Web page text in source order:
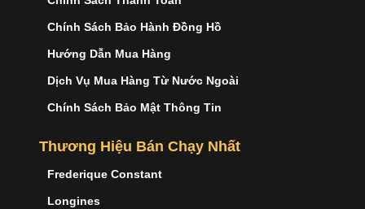
Chính Sách Bảo Hành Đồng Hồ
Hướng Dẫn Mua Hàng
Dịch Vụ Mua Hàng Từ Nước Ngoài
Chính Sách Bảo Mật Thông Tin
Thương Hiệu Bán Chạy Nhất
Frederique Constant
Longines